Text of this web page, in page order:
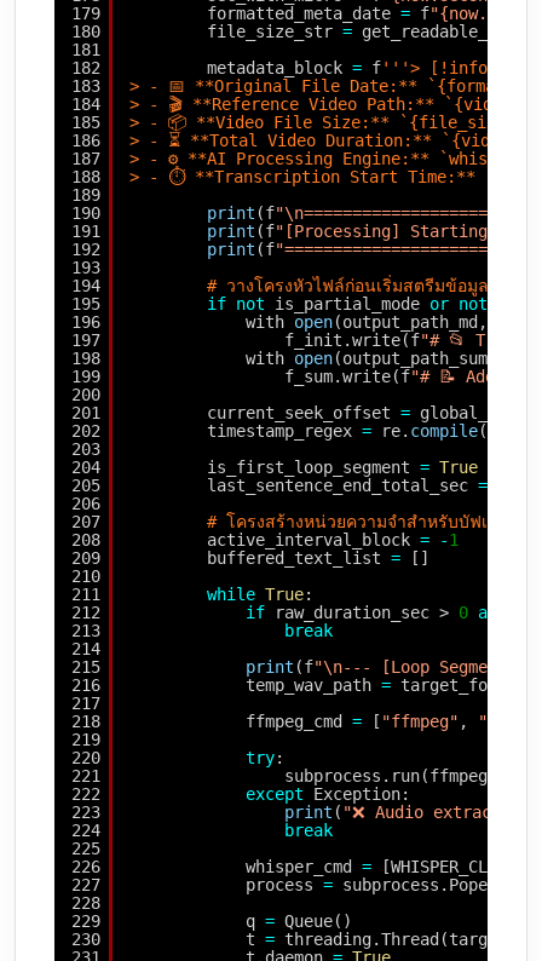
179
180
181
182
183
184
185
186
187
188
189
190
191
192
193
194
195
196
197
198
199
200
201
202
203
204
205
206
207
208
209
210
211
212
213
214
215
216
217
218
219
220
221
222
223
224
225
226
227
228
229
230
formatted_meta_date = f
file_size_str =
metadata_block = f'''> [!info] **📋
> - 📅 **Original File Date:**
> - 🎬 **Reference Video Path:**
> - 📦 **Video File Size:**
> - ⏳ **Total Video Duration:**
> - ⚙️ **AI Processing Engine:**
> - ⏱️ **Transcription Start Time:**
print (f
print (f"[Processing] Starting
print (f
# วางโครงหัวไฟล์ก่อนเริ่มสตรีมข้อมูล
if not is_partial_mode or not
with open(output_path_md,
f_init.write(f"# 📂
with open
f_sum.write(f"# 📝
current_seek_offset =
timestamp_regex = re. compile(r
is_first_loop_segment = True
last_sentence_end_total_sec =
# โครงสร้างหน่วยความจำสำหรับบัฟเฟอร์
active_interval_block = -1
buffered_text_list =
[]
while True:
if
raw_duration_sec > 0 and
break
print (f"\n--- [Loop Segment]
temp_wav_path = target_folder
ffmpeg_cmd = [ "ffmpeg" , "-y"
try:
subprocess.run(ffmpeg_cmd,
except
Exception:
print ( "❌ Audio
break
whisper_cmd =
process =
q = Queue()
t = threading.Thread(target